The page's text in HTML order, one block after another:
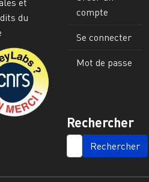
du
compte
Se connecter
Mot de passe
Rechercher
SEARCH